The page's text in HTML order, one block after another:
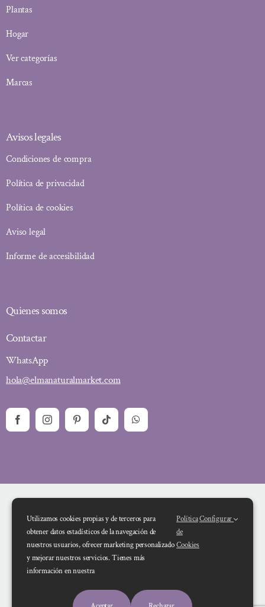
Plantas
Hogar
Ver categorías
Marcas
Avisos legales
Condiciones de compra
Política de privacidad
Política de cookies
Aviso legal
Informe de accesibilidad
Quienes somos
Contactar
WhatsApp
hola@elmanaturalmarket.com
Financiado por la Unión Europea – NextGenerationEU. Sin embargo, los
autores y no reflejan necesariamente los de la Unión Europea o la Comisión
Utilizamos cookies propias y de terceros para
obtener datos estadísticos de la navegación de
nuestros usuarios, ofrecer marketing personalizado
y mejorar nuestros servicios. Tienes más
información en nuestra
Política
de
Cookies
Configurar